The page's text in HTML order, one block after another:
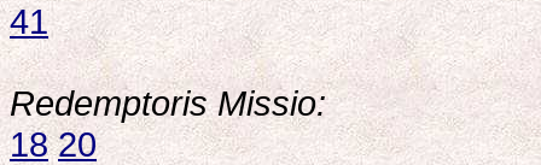
41
Redemptoris Missio:
18 20